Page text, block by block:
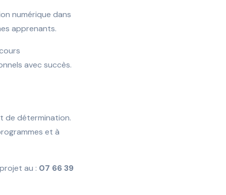
numérique dans
apprenants.
avec succès.
de détermination.
et à
au : 07 66 39